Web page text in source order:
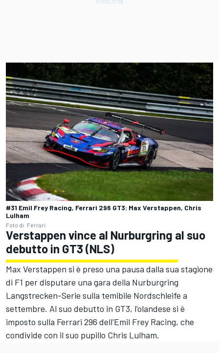
#31 Emil Frey Racing, Ferrari 296 GT3: Max Verstappen, Chris
Lulham
Foto di: Ferrari
Verstappen vince al Nurburgring al suo
debutto in GT3 (NLS)
Max Verstappen si è preso una pausa dalla sua stagione
di F1 per disputare una gara della Nurburgring
Langstrecken-Serie sulla temibile Nordschleife a
settembre. Al suo debutto in GT3, l'olandese si è
imposto sulla Ferrari 296 dell'Emil Frey Racing, che
condivide con il suo pupillo Chris Lulham.